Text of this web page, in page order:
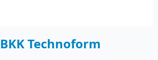
BKK Technoform